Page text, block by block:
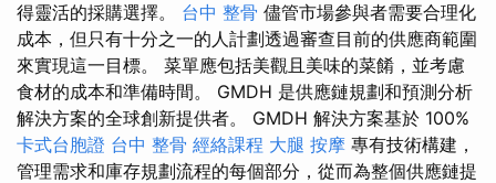
得靈活的採購選擇。 台中 整骨 儘管市場參與者需要合理化
成本，但只有十分之一的人計劃透過審查目前的供應商範圍
來實現這一目標。 菜單應包括美觀且美味的菜餚，並考慮
食材的成本和準備時間。 GMDH 是供應鏈規劃和預測分析
解決方案的全球創新提供者。 GMDH 解決方案基於 100%
卡式台胞證 台中 整骨 經絡課程 大腿 按摩 專有技術構建，
管理需求和庫存規劃流程的每個部分，從而為整個供應鏈提